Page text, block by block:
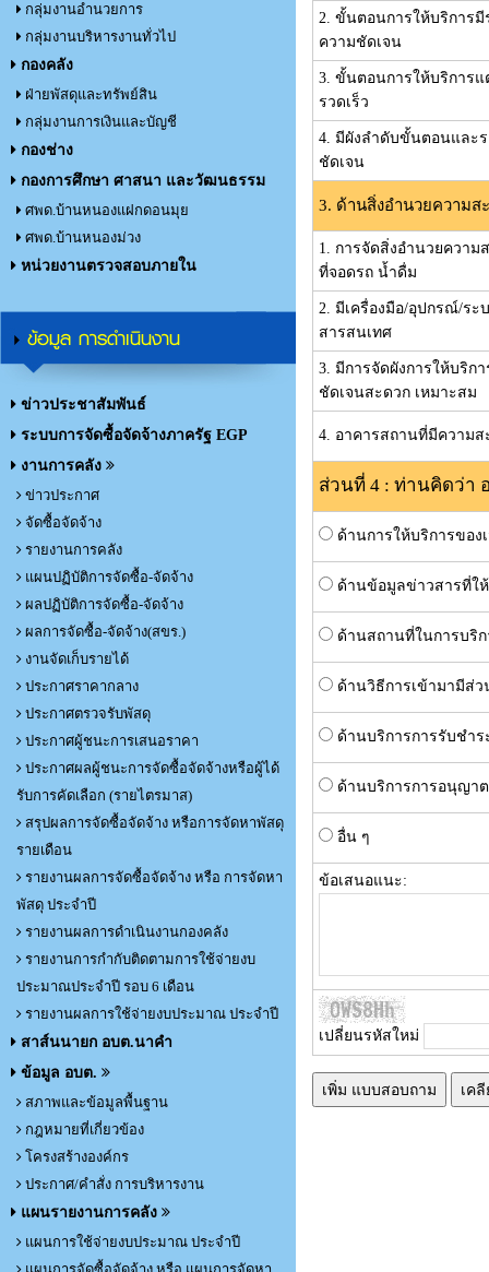
กลุ่มงานอำนวยการ
กลุ่มงานบริหารงานทั่วไป
กองคลัง
ฝ่ายพัสดุและทรัพย์สิน
กลุ่มงานการเงินและบัญชี
กองช่าง
กองการศึกษา ศาสนา และวัฒนธรรม
ศพด.บ้านหนองแฝกดอนมุย
ศพด.บ้านหนองม่วง
หน่วยงานตรวจสอบภายใน
ข้อมูล การดำเนินงาน
ข่าวประชาสัมพันธ์
ระบบการจัดซื้อจัดจ้างภาครัฐ EGP
งานการคลัง
ข่าวประกาศ
จัดซื้อจัดจ้าง
รายงานการคลัง
แผนปฏิบัติการจัดซื้อ-จัดจ้าง
ผลปฏิบัติการจัดซื้อ-จัดจ้าง
ผลการจัดซื้อ-จัดจ้าง(สขร.)
งานจัดเก็บรายได้
ประกาศราคากลาง
ประกาศตรวจรับพัสดุ
ประกาศผู้ชนะการเสนอราคา
ประกาศผลผู้ชนะการจัดซื้อจัดจ้างหรือผู้ได้
รับการคัดเลือก (รายไตรมาส)
สรุปผลการจัดซื้อจัดจ้าง หรือการจัดหาพัสดุ
รายเดือน
รายงานผลการจัดซื้อจัดจ้าง หรือ การจัดหา
พัสดุ ประจำปี
รายงานผลการดำเนินงานกองคลัง
รายงานการกำกับติดตามการใช้จ่ายงบ
ประมาณประจำปี รอบ 6 เดือน
รายงานผลการใช้จ่ายงบประมาณ ประจำปี
สาส์นนายก อบต.นาคำ
ข้อมูล อบต.
สภาพและข้อมูลพื้นฐาน
กฎหมายที่เกี่ยวข้อง
โครงสร้างองค์กร
ประกาศ/คำสั่ง การบริหารงาน
แผนรายงานการคลัง
แผนการใช้จ่ายงบประมาณ ประจำปี
2. ขั้นตอนการให้บริการ
ความชัดเจน
3. ขั้นตอนการให้บริการ
รวดเร็ว
4. มีผังลำดับขั้นตอนและร
ชัดเจน
3. ด้านสิ่งอำนวยความส
1. การจัดสิ่งอำนวยควา
ที่จอดรถ น้ำดื่ม
2. มีเครื่องมือ/อุปกรณ์/ระ
สารสนเทศ
3. มีการจัดผังการให้บริก
ชัดเจนสะดวก เหมาะสม
4. อาคารสถานที่มีความ
ส่วนที่ 4 : ท่านคิดว่า
ด้านการให้บริการขอ
ด้านข้อมูลข่าวสารที่ใ
ด้านสถานที่ในการบริ
ด้านวิธีการเข้ามามีส่
ด้านบริการการรับชำร
ด้านบริการการอนุญา
อื่น ๆ
ข้อเสนอแนะ:
เปลี่ยนรหัสใหม่